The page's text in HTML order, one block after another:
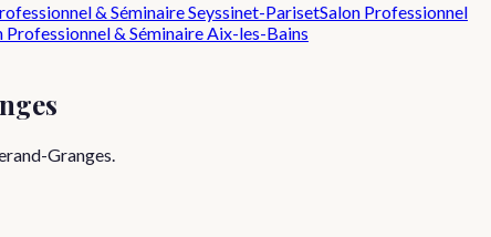
& SéminaireSeyssinet-ParisetSalon Professionnel
Professionnel & SéminaireAix-les-Bains
Granges.